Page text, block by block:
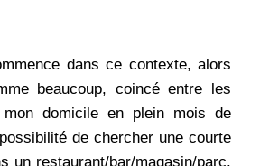
dans ce contexte, alors
beaucoup, coincé entre les
domicile en plein mois de
de chercher une courte
un restaurant/bar/magasin/parc.